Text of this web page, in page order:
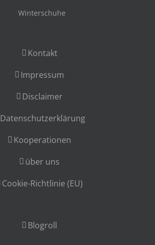
Winterschuhe
Kontakt
Impressum
Disclaimer
Datenschutzerklärung
Kooperationen
über uns
Cookie-Richtlinie (EU)
Blogroll